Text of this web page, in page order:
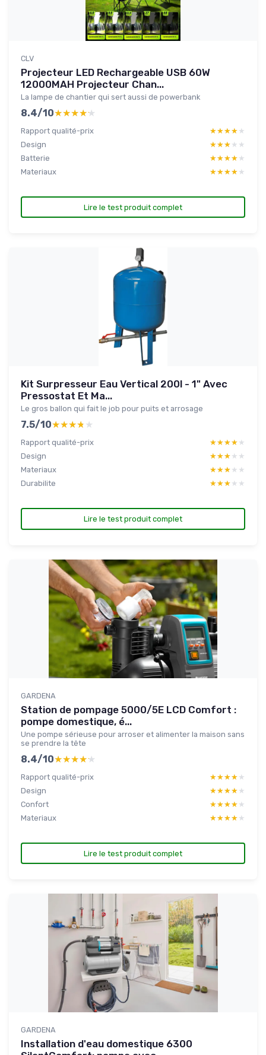
CLV
Projecteur LED Rechargeable USB 60W
12000MAH Projecteur Chan...
La lampe de chantier qui sert aussi de powerbank
8.4/10★★★★★
★★★★★
Rapport qualité-prix ★★★★★
★★★★★
Design
★★★★★
★★★★★
Batterie
★★★★★
★★★★★
Materiaux
★★★★★
★★★★★
Lire le test produit complet
Kit Surpresseur Eau Vertical 200l - 1" Avec
Pressostat Et Ma...
Le gros ballon qui fait le job pour puits et arrosage
7.5/10★★★★★
★★★★★
Rapport qualité-prix ★★★★★
★★★★★
Design
★★★★★
★★★★★
Materiaux
★★★★★
★★★★★
Durabilite
★★★★★
★★★★★
Lire le test produit complet
GARDENA
Station de pompage 5000/5E LCD Comfort :
pompe domestique, é...
Une pompe sérieuse pour arroser et alimenter la maison sans
se prendre la tête
8.4/10★★★★★
★★★★★
Rapport qualité-prix ★★★★★
★★★★★
Design
★★★★★
★★★★★
Confort
★★★★★
★★★★★
Materiaux
★★★★★
★★★★★
Lire le test produit complet
GARDENA
Installation d'eau domestique 6300